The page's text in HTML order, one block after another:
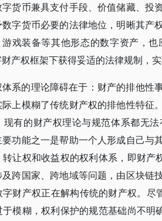
货币兼具支付手段、价值储藏、投
字货币必要的法律地位，明晰其产
戏装备等其他形态的数字资产，
产权框架下获得妥适的法律规制，
系的理论障碍在于：财产的排他性
上模糊了传统财产权的排他性特征
现有的财产权理论与规范体系都无
功能之一是帮助一个人形成自己与
让权和收益权的权利体系，即财
跨国家、跨地域等问题，由区块链
财产权正在解构传统的财产权。
模糊，权利保护的规范基础尚不